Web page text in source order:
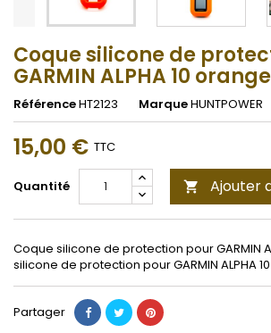
Coque silicone de
GARMIN ALPHA 10 orange
RéférenceHT2123 MarqueHUNTPOWER
15,00 € TTC
Quantité  Ajouter
Coque silicone de protection pour GARMIN
silicone de protection pour GARMIN ALPHA 10
Partager